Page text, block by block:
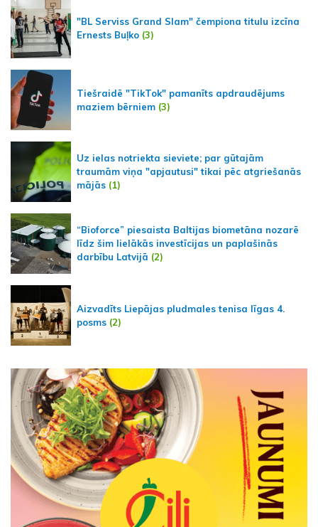
"BL Serviss Grand Slam" čempiona titulu izcīna
Ernests Buļko (3)
Tiešraidē "TikTok" pamanīts apdraudējums
maziem bērniem (3)
Uz ielas notriekta sieviete; par gūtajām
traumām viņa "apjautusi" tikai pēc atgriešanās
mājās (1)
“Bioforce” piesaista Baltijas biometāna nozarē
līdz šim lielākās investīcijas un paplašinās
darbību Latvijā (2)
Aizvadīts Liepājas pludmales tenisa līgas 4.
posms (2)